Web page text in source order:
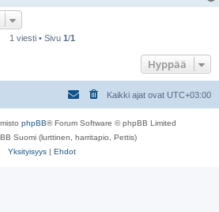
1 viesti • Sivu 1/1
Hyppää
Kaikki ajat ovat UTC+03:00
phpBB® Forum Software © phpBB Limited
Suomi (lurttinen, harritapio, Pettis)
Yksityisyys | Ehdot